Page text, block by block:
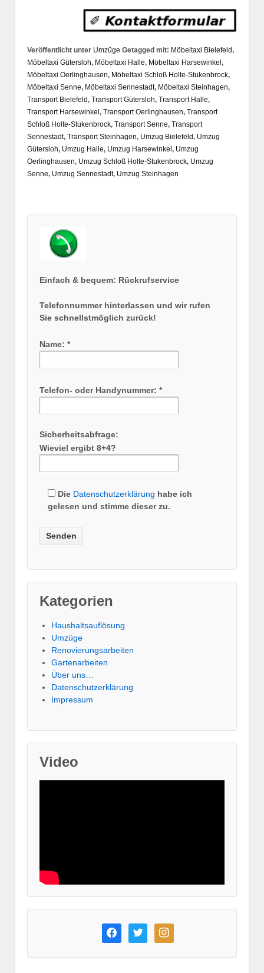
Veröffentlicht unter Umzüge Getagged mit: Möbeltaxi Bielefeld,
Möbeltaxi Gütersloh, Möbeltaxi Halle, Möbeltaxi Harsewinkel ,
Möbeltaxi Oerlinghausen, Möbeltaxi Schloß Holte-Stukenbrock,
Möbeltaxi Senne, Möbeltaxi Sennestadt, Möbeltaxi Steinhagen,
Transport Bielefeld, Transport Gütersloh, Transport Halle,
Transport Harsewinkel , Transport Oerlinghausen, Transport
Schloß Holte-Stukenbrock, Transport Senne, Transport
Sennestadt, Transport Steinhagen, Umzug Bielefeld, Umzug
Gütersloh, Umzug Halle, Umzug Harsewinkel , Umzug
Oerlinghausen, Umzug Schloß Holte-Stukenbrock, Umzug
Senne, Umzug Sennestadt, Umzug Steinhagen
Einfach & bequem: Rückrufservice
Telefonnummer hinterlassen und wir rufen
Sie schnellstmöglich zurück!
Name: *
Telefon- oder Handynummer: *
Sicherheitsabfrage:
Wieviel ergibt 8+4?
Die Datenschutzerklärung habe ich
gelesen und stimme dieser zu.
Kategorien
Haushaltsauflösung
Umzüge
Renovierungsarbeiten
Gartenarbeiten
Über uns…
Datenschutzerklärung
Impressum
Video
facebooktwitter instagram